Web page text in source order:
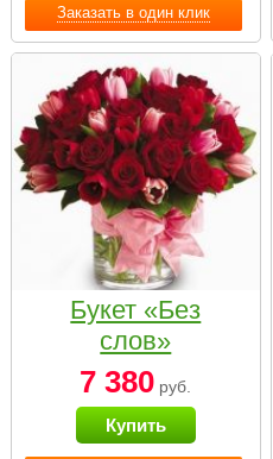
Заказать в один клик
Букет «Без
слов»
7 380 руб.
Купить